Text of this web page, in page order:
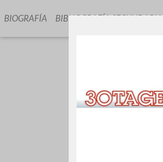
BIOGRAFÍA BIBLIOGRAFÍA SECUNDARIA